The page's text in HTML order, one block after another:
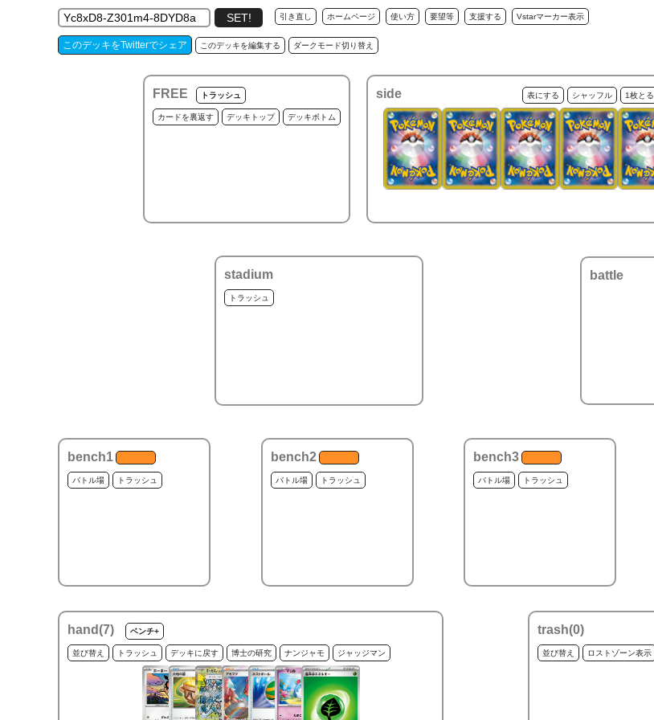
引き直し ホームページ 使い方 要望等 支援する Vstarマーカー表示
このデッキをTwitterでシェア このデッキを編集する ダークモード切り替え
FREE トラッシュ
カードを裏返す デッキトップ デッキボトム
side 表にする シャッフル 1枚とる
stadium
トラッシュ
battle
bench1
バトル場 トラッシュ
bench2
バトル場 トラッシュ
bench3
バトル場 トラッシュ
hand(7) ベンチ+
並び替え トラッシュ デッキに戻す 博士の研究 ナンジャモ ジャッジマン
trash(0)
並び替え ロストゾーン表示